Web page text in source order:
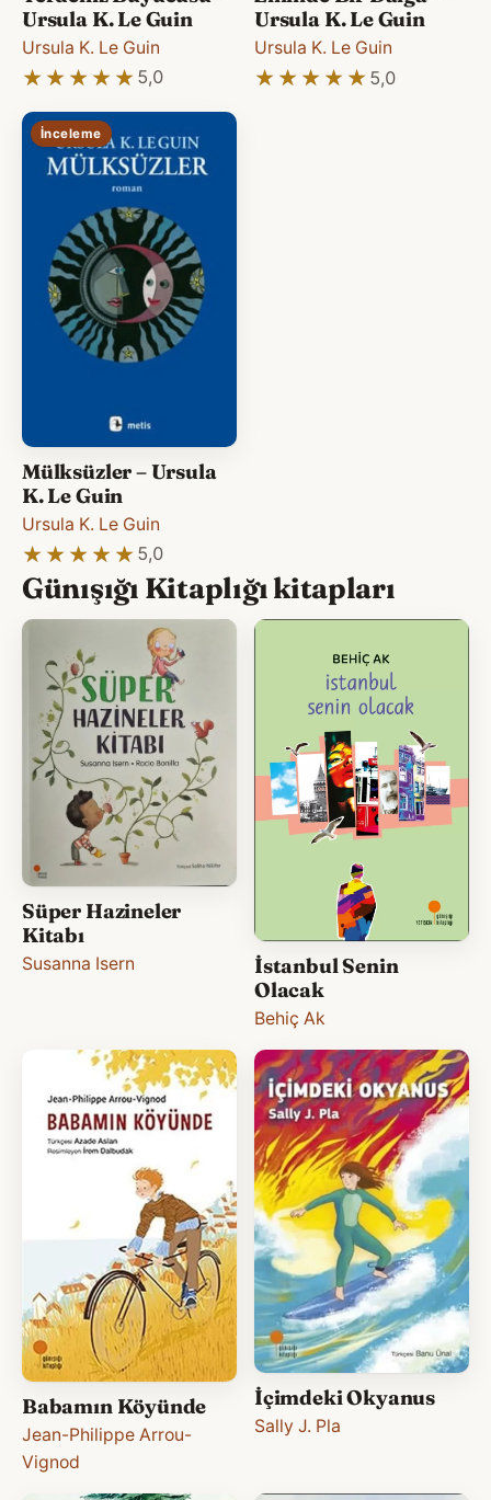
Ursula K. Le Guin
Ursula K. Le Guin
★★★★★
★★★★★ 5,0
Ursula K. Le Guin
Ursula K. Le Guin
★★★★★
★★★★★ 5,0
İnceleme
Mülksüzler – Ursula
K. Le Guin
Ursula K. Le Guin
★★★★★
★★★★★ 5,0
Günışığı Kitaplığı kitapları
Süper Hazineler
Kitabı
Susanna Isern
İstanbul Senin
Olacak
Behiç Ak
Babamın Köyünde
Jean-Philippe Arrou-
Vignod
İçimdeki Okyanus
Sally J. Pla